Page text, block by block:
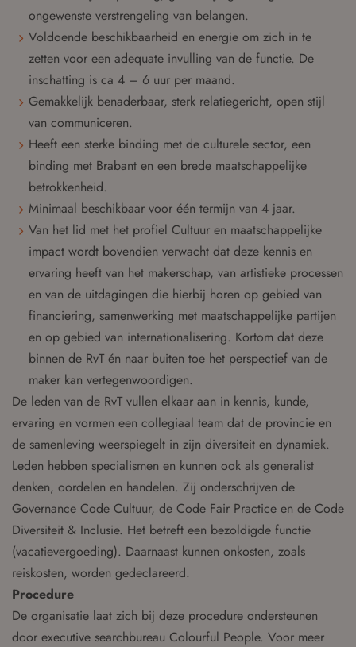
ongewenste verstrengeling van belangen.
Voldoende beschikbaarheid en energie om zich in te
zetten voor een adequate invulling van de functie. De
inschatting is ca 4 – 6 uur per maand.
Gemakkelijk benaderbaar, sterk relatiegericht, open stijl
van communiceren.
Heeft een sterke binding met de culturele sector, een
binding met Brabant en een brede maatschappelijke
betrokkenheid.
Minimaal beschikbaar voor één termijn van 4 jaar.
Van het lid met het profiel Cultuur en maatschappelijke
impact wordt bovendien verwacht dat deze kennis en
ervaring heeft van het makerschap, van artistieke processen
en van de uitdagingen die hierbij horen op gebied van
financiering, samenwerking met maatschappelijke partijen
en op gebied van internationalisering. Kortom dat deze
binnen de RvT én naar buiten toe het perspectief van de
maker kan vertegenwoordigen.
De leden van de RvT vullen elkaar aan in kennis, kunde,
ervaring en vormen een collegiaal team dat de provincie en
de samenleving weerspiegelt in zijn diversiteit en dynamiek.
Leden hebben specialismen en kunnen ook als generalist
denken, oordelen en handelen. Zij onderschrijven de
Governance Code Cultuur, de Code Fair Practice en de Code
Diversiteit & Inclusie. Het betreft een bezoldigde functie
(vacatievergoeding). Daarnaast kunnen onkosten, zoals
reiskosten, worden gedeclareerd.
Procedure
De organisatie laat zich bij deze procedure ondersteunen
door executive searchbureau Colourful People. Voor meer